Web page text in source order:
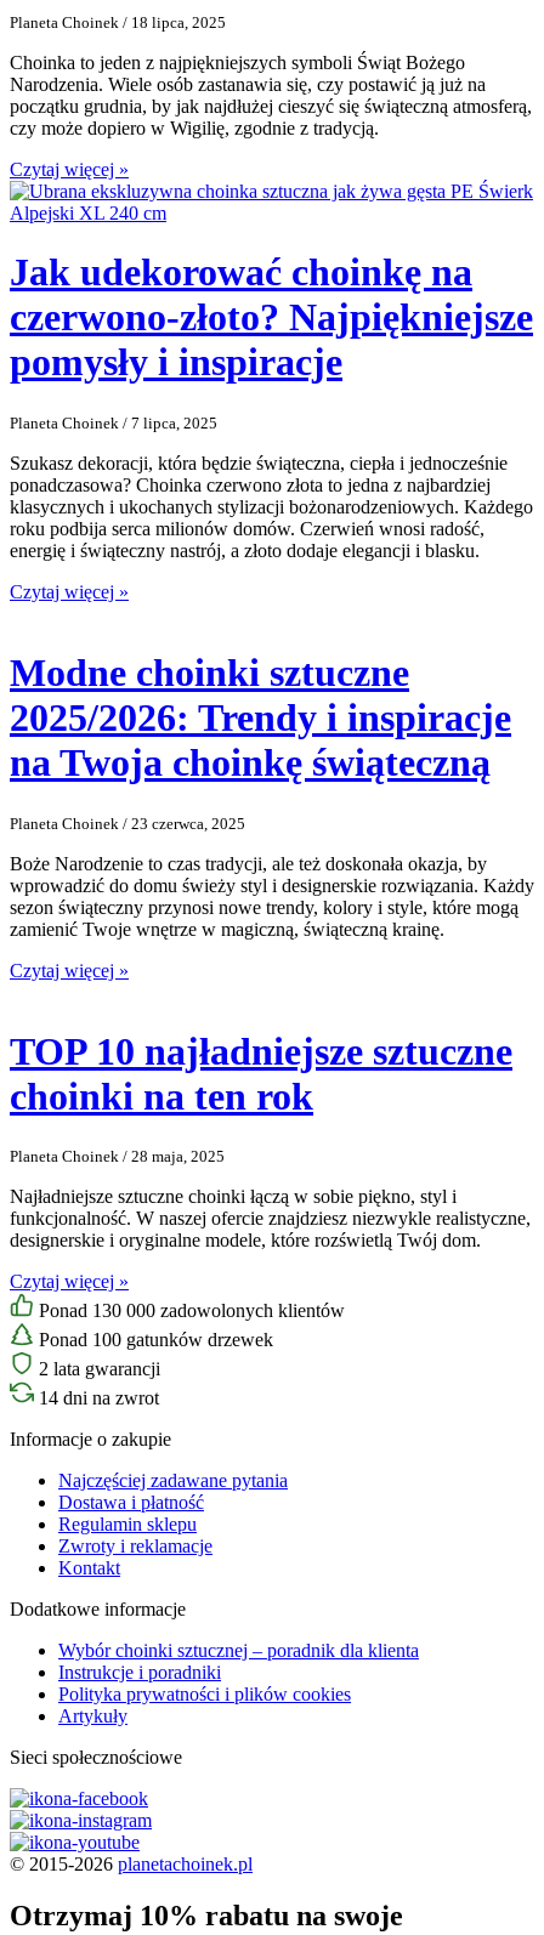
Planeta Choinek / 18 lipca, 2025
Choinka to jeden z najpiękniejszych symboli Świąt Bożego
Narodzenia. Wiele osób zastanawia się, czy postawić ją już na
początku grudnia, by jak najdłużej cieszyć się świąteczną atmosferą,
czy może dopiero w Wigilię, zgodnie z tradycją.
Czytaj więcej »
Jak udekorować choinkę na
czerwono-złoto? Najpiękniejsze
pomysły i inspiracje
Planeta Choinek / 7 lipca, 2025
Szukasz dekoracji, która będzie świąteczna, ciepła i jednocześnie
ponadczasowa? Choinka czerwono złota to jedna z najbardziej
klasycznych i ukochanych stylizacji bożonarodzeniowych. Każdego
roku podbija serca milionów domów. Czerwień wnosi radość,
energię i świąteczny nastrój, a złoto dodaje elegancji i blasku.
Czytaj więcej »
Modne choinki sztuczne
2025/2026: Trendy i inspiracje
na Twoja choinkę świąteczną
Planeta Choinek / 23 czerwca, 2025
Boże Narodzenie to czas tradycji, ale też doskonała okazja, by
wprowadzić do domu świeży styl i designerskie rozwiązania. Każdy
sezon świąteczny przynosi nowe trendy, kolory i style, które mogą
zamienić Twoje wnętrze w magiczną, świąteczną krainę.
Czytaj więcej »
TOP 10 najładniejsze sztuczne
choinki na ten rok
Planeta Choinek / 28 maja, 2025
Najładniejsze sztuczne choinki łączą w sobie piękno, styl i
funkcjonalność. W naszej ofercie znajdziesz niezwykle realistyczne,
designerskie i oryginalne modele, które rozświetlą Twój dom.
Czytaj więcej »
Ponad 130 000 zadowolonych klientów
Ponad 100 gatunków drzewek
2 lata gwarancji
14 dni na zwrot
Informacje o zakupie
Najczęściej zadawane pytania
Dostawa i płatność
Regulamin sklepu
Zwroty i reklamacje
Kontakt
Dodatkowe informacje
Wybór choinki sztucznej – poradnik dla klienta
Instrukcje i poradniki
Polityka prywatności i plików cookies
Artykuły
Sieci społecznościowe
© 2015-2026 planetachoinek.pl
Otrzymaj 10% rabatu na swoje